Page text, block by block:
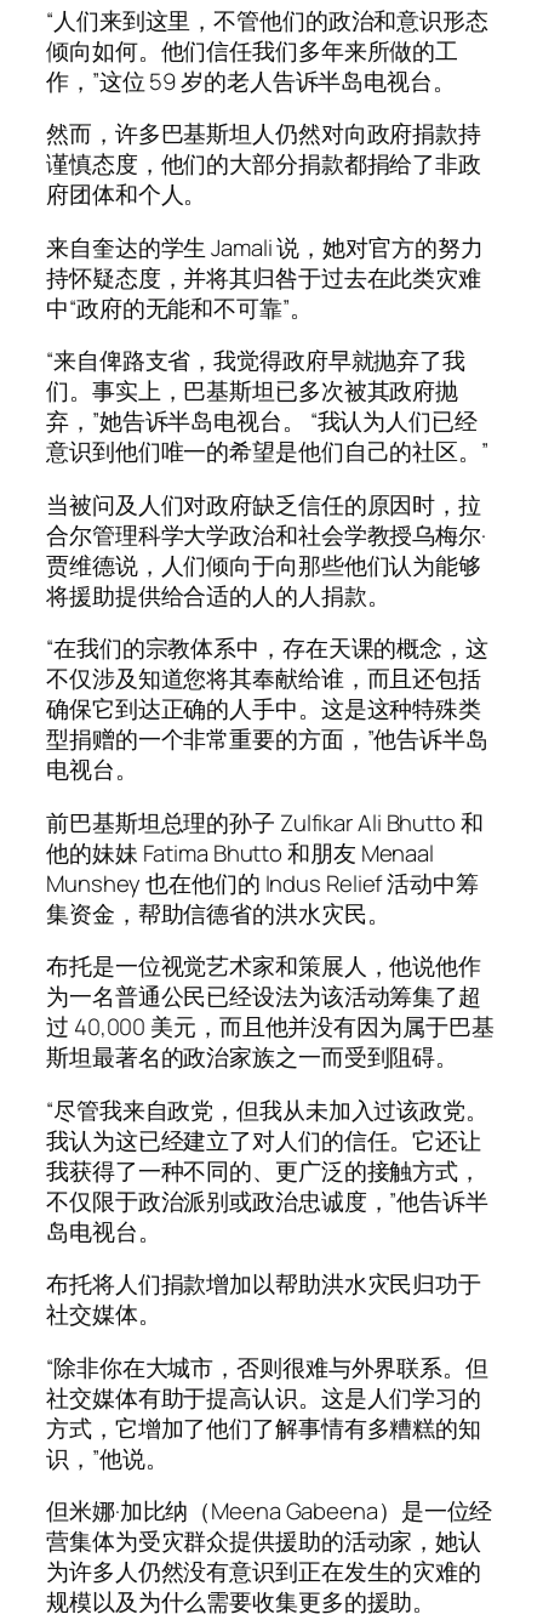
“人们来到这里，不管他们的政治和意识形态
倾向如何。他们信任我们多年来所做的工
作，”这位 59 岁的老人告诉半岛电视台。
然而，许多巴基斯坦人仍然对向政府捐款持
谨慎态度，他们的大部分捐款都捐给了非政
府团体和个人。
来自奎达的学生 Jamali 说，她对官方的努力
持怀疑态度，并将其归咎于过去在此类灾难
中“政府的无能和不可靠”。
“来自俾路支省，我觉得政府早就抛弃了我
们。事实上，巴基斯坦已多次被其政府抛
弃，”她告诉半岛电视台。 “我认为人们已经
意识到他们唯一的希望是他们自己的社区。”
当被问及人们对政府缺乏信任的原因时，拉
合尔管理科学大学政治和社会学教授乌梅尔·
贾维德说，人们倾向于向那些他们认为能够
将援助提供给合适的人的人捐款。
“在我们的宗教体系中，存在天课的概念，这
不仅涉及知道您将其奉献给谁，而且还包括
确保它到达正确的人手中。这是这种特殊类
型捐赠的一个非常重要的方面，”他告诉半岛
电视台。
前巴基斯坦总理的孙子 Zulfikar Ali Bhutto 和
他的妹妹 Fatima Bhutto 和朋友 Menaal
Munshey 也在他们的 Indus Relief 活动中筹
集资金，帮助信德省的洪水灾民。
布托是一位视觉艺术家和策展人，他说他作
为一名普通公民已经设法为该活动筹集了超
过 40,000 美元，而且他并没有因为属于巴基
斯坦最著名的政治家族之一而受到阻碍。
“尽管我来自政党，但我从未加入过该政党。
我认为这已经建立了对人们的信任。它还让
我获得了一种不同的、更广泛的接触方式，
不仅限于政治派别或政治忠诚度，”他告诉半
岛电视台。
布托将人们捐款增加以帮助洪水灾民归功于
社交媒体。
“除非你在大城市，否则很难与外​​界联系。但
社交媒体有助于提高认识。这是人们学习的
方式，它增加了他们了解事情有多糟糕的知
识，”他说。
但米娜·加比纳（Meena Gabeena）是一位经
营集体为受灾群众提供援助的活动家，她认
为许多人仍然没有意识到正在发生的灾难的
规模以及为什么需要收集更多的援助。